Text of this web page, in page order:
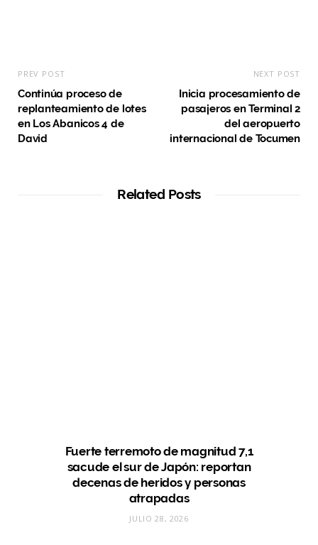
PREV POST
Continúa proceso de
replanteamiento de lotes
en Los Abanicos 4 de
David
NEXT POST
Inicia procesamiento de
pasajeros en Terminal 2
del aeropuerto
internacional de Tocumen
Related Posts
Fuerte terremoto de magnitud 7,1
sacude el sur de Japón: reportan
decenas de heridos y personas
atrapadas
JULIO 28, 2026